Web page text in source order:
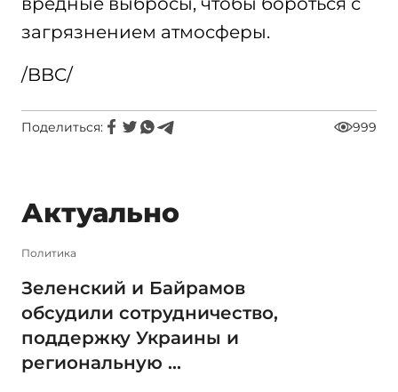
загрязнением атмосферы.
/BBC/
Поделиться: 999
Актуально
Политика
Зеленский и Байрамов
обсудили сотрудничество,
поддержку Украины и
региональную ...